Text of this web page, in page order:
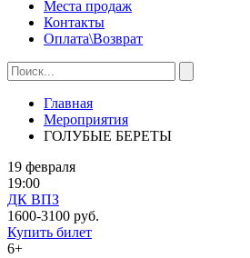
Места продаж
Контакты
Оплата\Возврат
Главная
Мероприятия
ГОЛУБЫЕ БЕРЕТЫ
19 февраля
19:00
ДК ВПЗ
1600-3100 руб.
Купить билет
6+